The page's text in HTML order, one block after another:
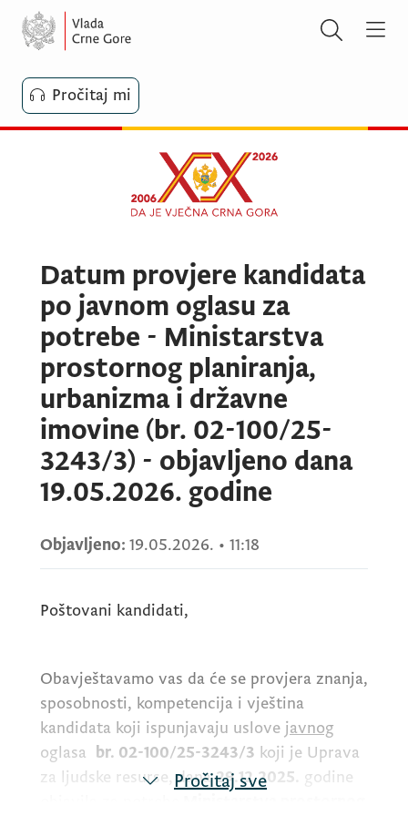
Pročitaj mi
Datum provjere kandidata
po javnom oglasu za
potrebe - Ministarstva
prostornog planiranja,
urbanizma i državne
imovine (br. 02-100/25-
3243/3) - objavljeno dana
19.05.2026. godine
Objavljeno: 19.05.2026. • 11:18
Poštovani kandidati,
Obavještavamo vas da će se provjera znanja,
sposobnosti, kompetencija i vještina
kandidata koji ispunjavaju uslove javnog
oglasa br. 02-100/25-3243/3 koji je Uprava
za ljudske resurse, dana29.12.2025. godine
Pročitaj sve